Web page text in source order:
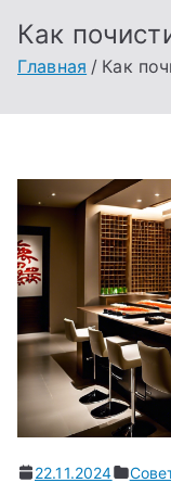
Как
Главная Как
22.11.2024